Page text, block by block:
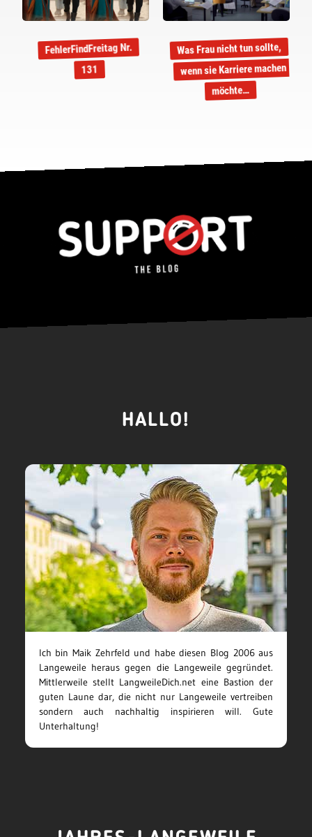
FehlerFindFreitag Nr.
131
Was Frau nicht tun sollte,
wenn sie Karriere machen
möchte…
HALLO!
Ich bin Maik Zehrfeld und habe diesen Blog 2006 aus
Langeweile heraus gegen die Langeweile gegründet.
Mittlerweile stellt LangweileDich.net eine Bastion der
guten Laune dar, die nicht nur Langeweile vertreiben
sondern auch nachhaltig inspirieren will. Gute
Unterhaltung!